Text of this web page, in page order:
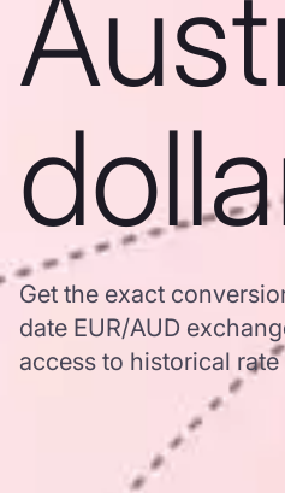
Get the exact
date EUR/AUD
access to historical